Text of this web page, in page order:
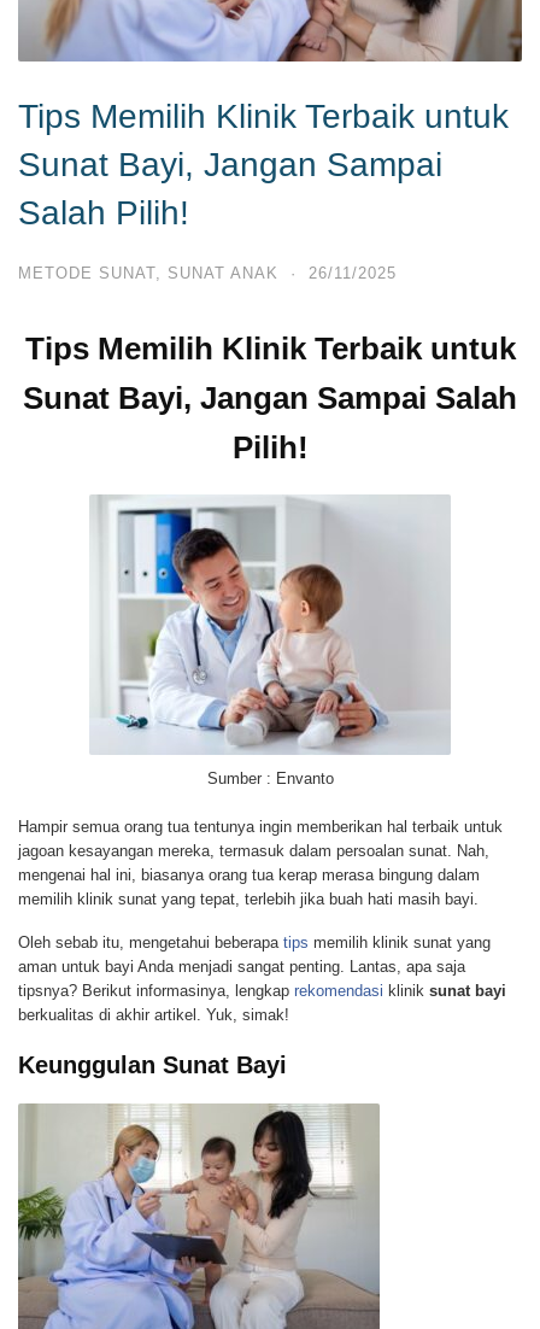
Tips Memilih Klinik Terbaik untuk
Sunat Bayi, Jangan Sampai
Salah Pilih!
METODE SUNAT SUNAT ANAK · 26/11/2025
Tips Memilih Klinik Terbaik untuk
Sunat Bayi, Jangan Sampai Salah
Pilih!
Sumber : Envanto
Hampir semua orang tua tentunya ingin memberikan hal terbaik untuk
jagoan kesayangan mereka, termasuk dalam persoalan sunat. Nah,
mengenai hal ini, biasanya orang tua kerap merasa bingung dalam
memilih klinik sunat yang tepat, terlebih jika buah hati masih bayi.
Oleh sebab itu, mengetahui beberapa tips memilih klinik sunat yang
aman untuk bayi Anda menjadi sangat penting. Lantas, apa saja
tipsnya? Berikut informasinya, lengkap rekomendasi klinik sunat bayi
berkualitas di akhir artikel. Yuk, simak!
Keunggulan Sunat Bayi